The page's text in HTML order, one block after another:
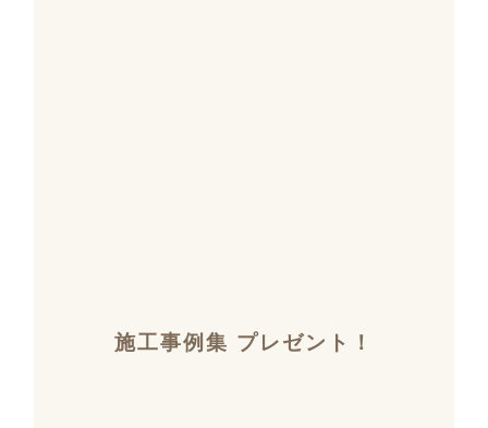
施工事例集 プレゼント！